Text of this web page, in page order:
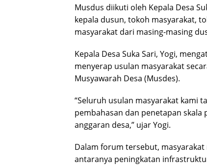
Musdus diikuti oleh Kepala Desa
kepala dusun, tokoh masyarakat,
masyarakat dari masing-masing
Kepala Desa Suka Sari, Yogi,
menyerap usulan masyarakat
Musyawarah Desa (Musdes).
“Seluruh usulan masyarakat kami
pembahasan dan penetapan
anggaran desa,” ujar Yogi.
Dalam forum tersebut,
antaranya peningkatan